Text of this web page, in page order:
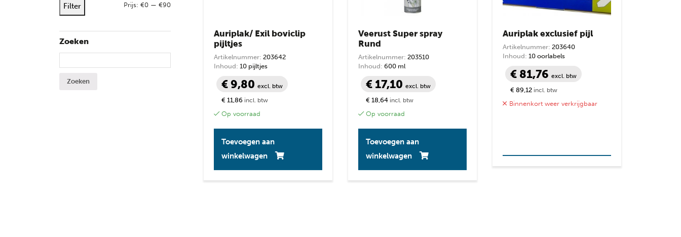
Auriplak/ Exil boviclip
pijltjes
Artikelnummer: 203642
Inhoud: 10 pijltjes
€ 9,80 excl. btw
€ 11,86 incl. btw
Op voorraad
Toevoegen aan
winkelwagen
Veerust Super spray
Rund
Artikelnummer: 203510
Inhoud: 600 ml
€ 17,10excl. btw
€ 18,64 incl. btw
Op voorraad
Toevoegen aan
winkelwagen
Auriplak exclusief pijl
Artikelnummer: 203640
Inhoud: 10 oorlabels
€ 81,76excl. btw
€ 89,12 incl. btw
Binnenkort weer verkrijgbaar
Filter Prijs: €0 — €90
Zoeken